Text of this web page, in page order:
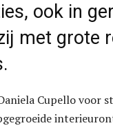
ook in
met grote
Cupello voor